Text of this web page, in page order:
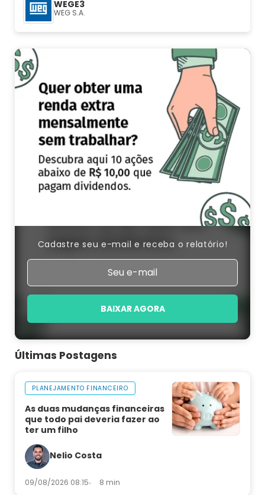
WEGE3
WEG S.A.
Cadastre seu e-mail e receba o relatório!
BAIXAR AGORA
Últimas Postagens
PLANEJAMENTO FINANCEIRO
As duas mudanças financeiras
que todo pai deveria fazer ao
ter um filho
Nelio Costa
09/08/2026 08:15 8 min